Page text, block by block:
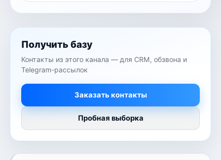
Получить базу
Контакты из этого канала — для CRM, обзвона и
Telegram-рассылок
Заказать контакты
Пробная выборка